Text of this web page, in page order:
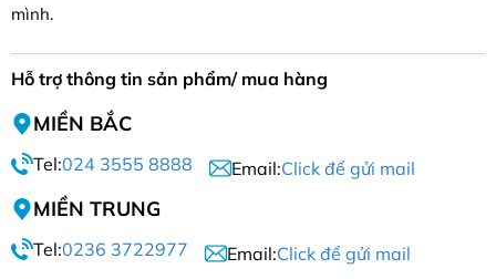
mình.
Hỗ trợ thông tin sản phẩm/ mua hàng
MIỀN BẮC
Tel:024 3555 8888 Email:Click để gửi mail
MIỀN TRUNG
Tel:0236 3722977 Email:Click để gửi mail